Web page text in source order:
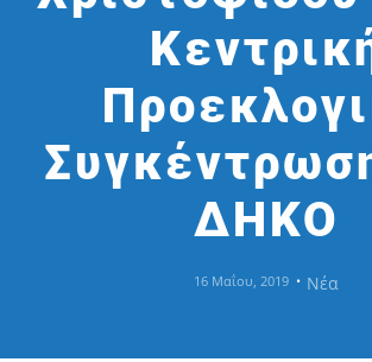
ΔΗΚΟ
16 Μαΐου, 2019 Νέα